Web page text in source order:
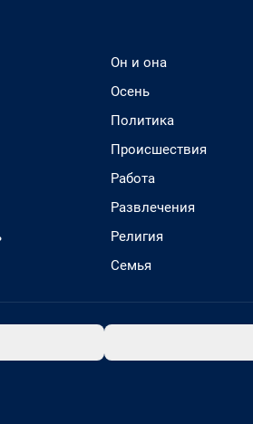
Он и она
Осень
Политика
Происшествия
Работа
Развлечения
Религия
Семья